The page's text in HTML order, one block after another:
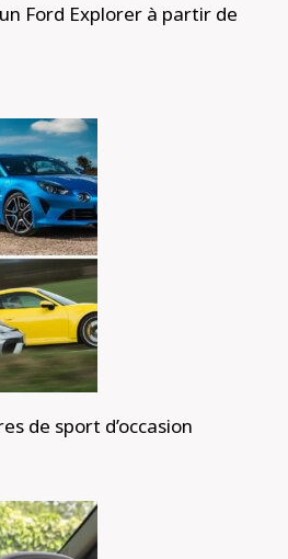
Ford Explorer à partir de
de sport d’occasion